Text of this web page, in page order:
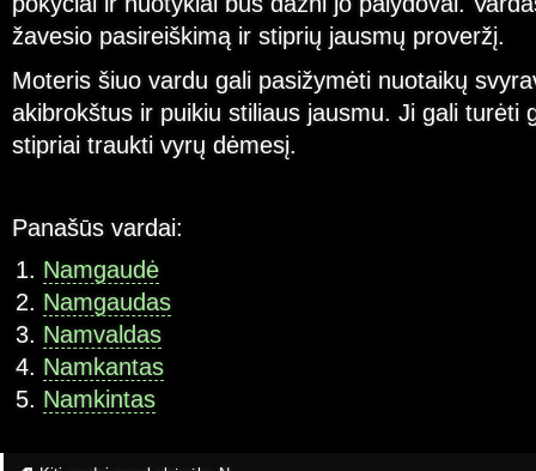
žavesio pasireiškimą ir stiprių jausmų proveržį.
Moteris šiuo vardu gali pasižymėti nuotaikų
akibrokštus ir puikiu stiliaus jausmu. Ji gali turėti
stipriai traukti vyrų dėmesį.
Panašūs vardai:
Namgaudė
Namgaudas
Namvaldas
Namkantas
Namkintas